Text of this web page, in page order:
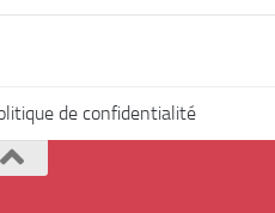
de confidentialité